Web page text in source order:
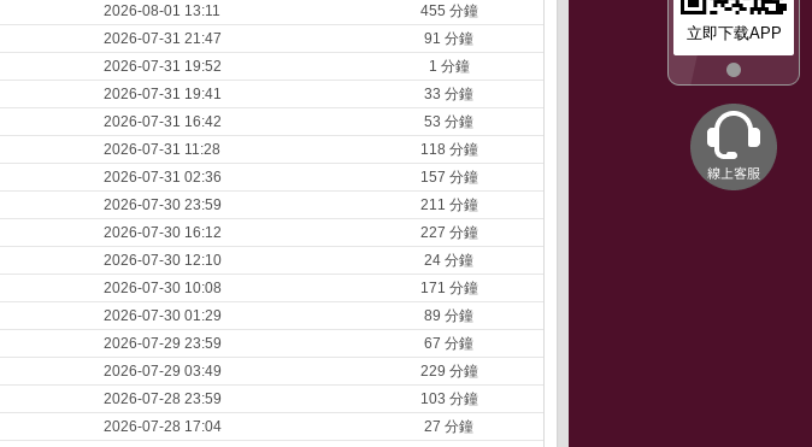
立即下载APP
2026-08-01 13:11
455 分鐘
2026-07-31 21:47
91 分鐘
2026-07-31 19:52
1 分鐘
2026-07-31 19:41
33 分鐘
2026-07-31 16:42
53 分鐘
2026-07-31 11:28
118 分鐘
2026-07-31 02:36
157 分鐘
2026-07-30 23:59
211 分鐘
2026-07-30 16:12
227 分鐘
2026-07-30 12:10
24 分鐘
2026-07-30 10:08
171 分鐘
2026-07-30 01:29
89 分鐘
2026-07-29 23:59
67 分鐘
2026-07-29 03:49
229 分鐘
2026-07-28 23:59
103 分鐘
2026-07-28 17:04
27 分鐘